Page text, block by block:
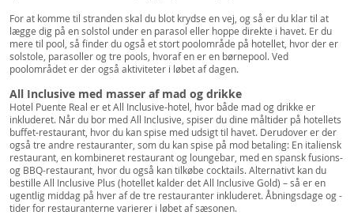
For at komme til stranden skal du blot krydse en vej, og så er du klar til at
lægge dig på en solstol under en parasol eller hoppe direkte i havet. Er du
mere til pool, så finder du også et stort poolområde på hotellet, hvor der er
solstole, parasoller og tre pools, hvoraf en er en børnepool. Ved
poolområdet er der også aktiviteter i løbet af dagen.
All Inclusive med masser af mad og drikke
Hotel Puente Real er et All Inclusive-hotel, hvor både mad og drikke er
inkluderet. Når du bor med All Inclusive, spiser du dine måltider på hotellets
buffet-restaurant, hvor du kan spise med udsigt til havet. Derudover er der
også tre andre restauranter, som du kan spise på mod betaling: En italiensk
restaurant, en kombineret restaurant og loungebar, med en spansk fusions-
og BBQ-restaurant, hvor du også kan tilkøbe cocktails. Alternativt kan du
bestille All Inclusive Plus (hotellet kalder det All Inclusive Gold) – så er en
ugentlig middag på hver af de tre restauranter inkluderet. Åbningsdage og -
tider for restauranterne varierer i løbet af sæsonen.